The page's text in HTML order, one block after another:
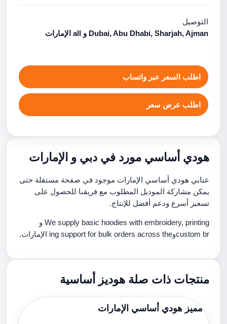
التوصيل
Dubai, Abu Dhabi, Sharjah, Ajman و all الإمارات
اطلب السعر عبر واتساب
اطلب عرض سعر
هودي أساسي مورد في دبي و الإمارات
عنابي هودي أساسي الإمارات موجود في صفحة مستقلة حتى
يمكن مشاركة الموديل المطلوب مع فريقنا للحصول على
تسعير أسرع ودعم أفضل للإنتاج.
We supply basic hoodies with embroidery, printing و
custom brوing support for bulk orders across the الإمارات.
منتجات ذات صلة هوديز أساسية
مميز هودي أساسي الإمارات